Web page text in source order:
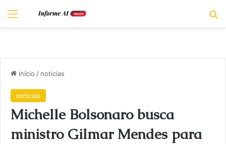
Menu
Início / noticias
noticias
Michelle Bolsonaro busca
ministro Gilmar Mendes para